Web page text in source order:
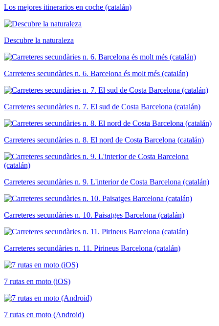
Los mejores itinerarios en coche (catalán)
Descubre la naturaleza
Carreteres secundàries n. 6. Barcelona és molt més (catalán)
Carreteres secundàries n. 7. El sud de Costa Barcelona (catalán)
Carreteres secundàries n. 8. El nord de Costa Barcelona (catalán)
Carreteres secundàries n. 9. L'interior de Costa Barcelona (catalán)
Carreteres secundàries n. 10. Paisatges Barcelona (catalán)
Carreteres secundàries n. 11. Pirineus Barcelona (catalán)
7 rutas en moto (iOS)
7 rutas en moto (Android)